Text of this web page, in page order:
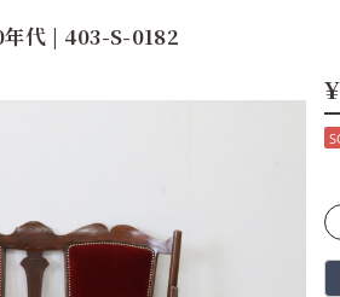
代 | 403-S-0182